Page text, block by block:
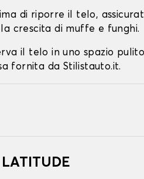
di riporre il telo,
crescita di muffe e funghi.
il telo in uno spazio
fornita da Stilistauto.it.